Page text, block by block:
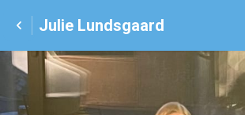
Julie Lundsgaard